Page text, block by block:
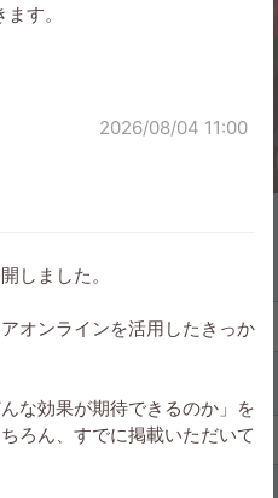
す。
2026/08/04 11:00
しました。
オンラインを活用したきっか
な効果が期待できるのか」を
ろん、すでに掲載いただいて